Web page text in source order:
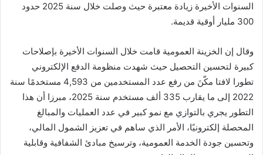
السنوات الأخيرة زيادة معتبرة حيث وصلت خلال سنة 2025 حدود
300 مليار أوقية قديمة.
وقال إن الخزينة العمومية قامت خلال السنوات الأخيرة بإصلاحات
كبيرة لتحسين التحصيل حيث شهدت منظومة الدفع الإلكتروني
تطورا لافتا مكّنَ من رفع عدد المستخدمين من 4,593 مستخدمًا سنة
2022 إلى ما يقارب 335 ألف مستخدم سنة 2025، مبرزا أن هذا
التطور يجري بالتوازي مع نمو كبير في عدد العمليات والمبالغ
المحصلة إلكترونيًا، الأمر الذي ساهم في تعزيز الشمول المالي،
وتحسين جودة الخدمة العمومية، وترسيخ مبادئ الشفافية وقابلية